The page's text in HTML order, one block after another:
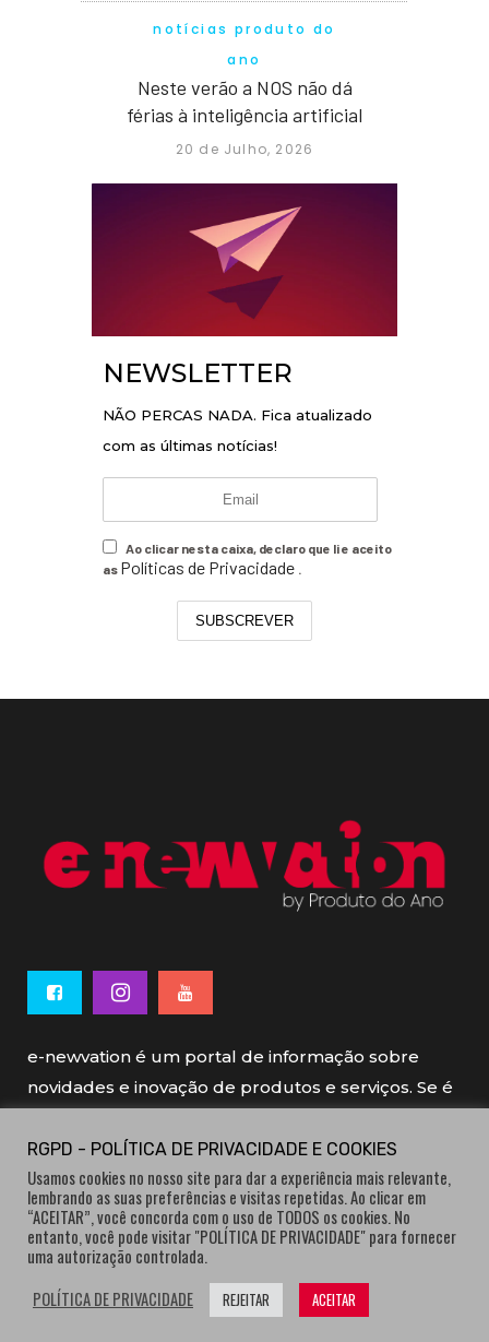
notícias produto do
ano
Neste verão a NOS não dá
férias à inteligência artificial
20 de Julho, 2026
NEWSLETTER
NÃO PERCAS NADA. Fica atualizado
com as últimas notícias!
Ao clicar nesta caixa, declaro que li e aceito
as Políticas de Privacidade .
SUBSCREVER
e-newvation é um portal de informação sobre
novidades e inovação de produtos e serviços. Se é
e-newvation tem o patrocínio do “Produto do
Ano”, o prémio de inovação atribuído por
consumidores.
RGPD - POLÍTICA DE PRIVACIDADE E COOKIES
Usamos cookies no nosso site para dar a experiência mais relevante,
lembrando as suas preferências e visitas repetidas. Ao clicar em
“ACEITAR”, você concorda com o uso de TODOS os cookies. No
entanto, você pode visitar "POLÍTICA DE PRIVACIDADE" para fornecer
uma autorização controlada.
POLÍTICA DE PRIVACIDADE
REJEITAR ACEITAR